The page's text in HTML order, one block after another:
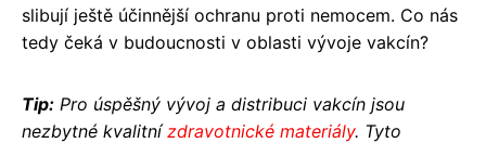
slibují ještě účinnější ochranu proti nemocem. Co nás
tedy čeká v budoucnosti v oblasti vývoje vakcín?
Tip: Pro úspěšný vývoj a distribuci vakcín jsou
nezbytné kvalitnízdravotnické materiály. Tyto